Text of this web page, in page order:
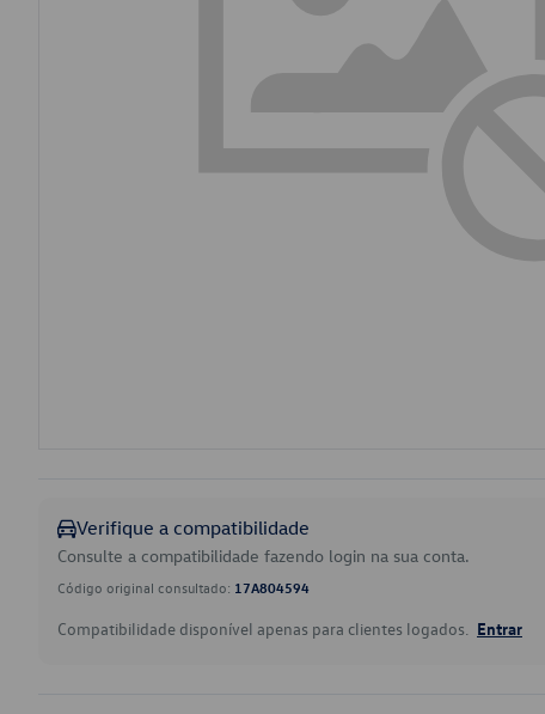
Verifique a compatibilidade
Consulte a compatibilidade fazendo login na sua conta.
Código original consultado: 17A804594
Compatibilidade disponível apenas para clientes logados. Entrar